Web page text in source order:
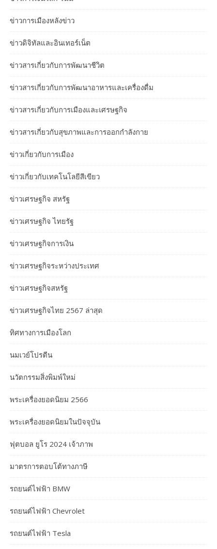
ข่าวการเมืองหลังข่าว
ข่าวดิจิทัลและอินเทอร์เน็ต
ข่าวสารเกี่ยวกับการพัฒนาชีวิต
ข่าวสารเกี่ยวกับการพัฒนาอาหารและเครื่องดื่ม
ข่าวสารเกี่ยวกับการเมืองและเศรษฐกิจ
ข่าวสารเกี่ยวกับสุขภาพและการออกกำลังกาย
ข่าวเกี่ยวกับการเมือง
ข่าวเกี่ยวกับเทคโนโลยีสีเขียว
ข่าวเศรษฐกิจ สหรัฐ
ข่าวเศรษฐกิจ ไทยรัฐ
ข่าวเศรษฐกิจการเงิน
ข่าวเศรษฐกิจระหว่างประเทศ
ข่าวเศรษฐกิจสหรัฐ
ข่าวเศรษฐกิจไทย 2567 ล่าสุด
ทิศทางการเมืองโลก
นมเวย์โปรตีน
นวัตกรรมสิ่งพิมพ์ใหม่
พระเครื่องยอดนิยม 2566
พระเครื่องยอดนิยมในปัจจุบัน
ฟุตบอล ยูโร 2024 เจ้าภาพ
มาตรการตอบโต้ทางภาษี
รถยนต์ไฟฟ้า BMW
รถยนต์ไฟฟ้า Chevrolet
รถยนต์ไฟฟ้า Tesla